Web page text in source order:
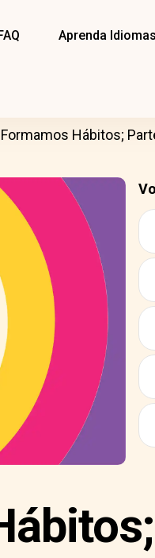
Aprenda Idiomas
Hábitos;